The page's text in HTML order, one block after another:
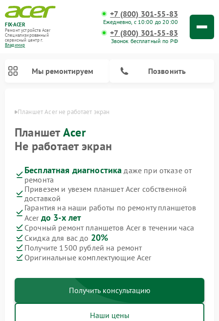
FIX-ACER
Ремонт устройств Acer
Специализированный
cервисный центр г.
Владимир
+7 (800) 301-55-83
Ежедневно, с 10:00 до 20:00
+7 (800) 301-55-83
Звонок бесплатный по РФ
Мы ремонтируем Позвонить
Планшет Acer не работает экран
ПланшетAcer
Не работает экран
Бесплатная диагностика даже при отказе от
ремонта
Привезем и увезем планшет Acer собственной
доставкой
Гарантия на наши работы по ремонту планшетов
Acer до 3-х лет
Срочный ремонт планшетов Acer в течении часа
Скидка для вас до 20%
Получите 1500 рублей на ремонт
Оригинальные комплектующие Acer
Получить консультацию
Наши цены